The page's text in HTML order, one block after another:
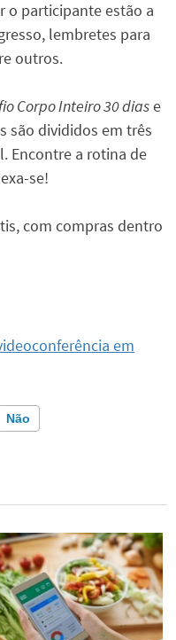
o participante estão a
lembretes para
outros.
Corpo Inteiro 30 diase
são divididos em três
Encontre a rotina de
se!
com compras dentro
em
Não
incorreta
que procuro